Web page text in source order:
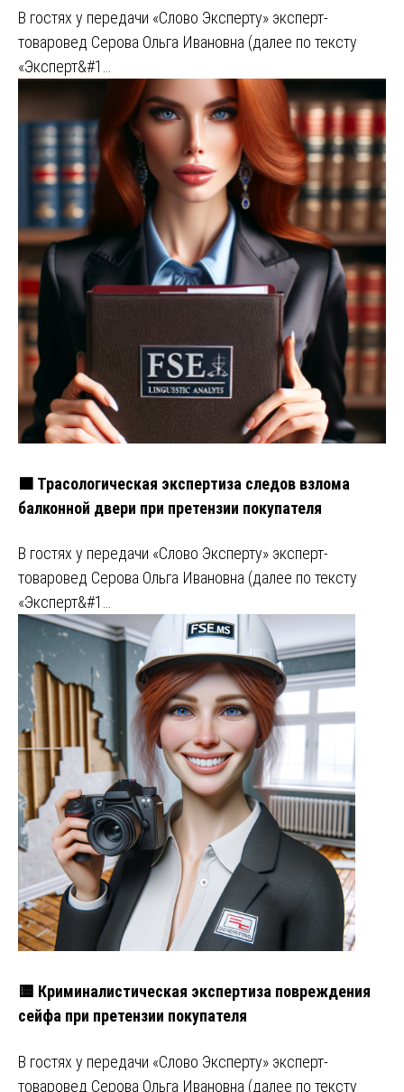
В гостях у передачи «Слово Эксперту» эксперт-
товаровед Серова Ольга Ивановна (далее по тексту
«Эксперт&#1…
🟧 Трасологическая экспертиза следов взлома
балконной двери при претензии покупателя
В гостях у передачи «Слово Эксперту» эксперт-
товаровед Серова Ольга Ивановна (далее по тексту
«Эксперт&#1…
🟨 Криминалистическая экспертиза повреждения
сейфа при претензии покупателя
В гостях у передачи «Слово Эксперту» эксперт-
товаровед Серова Ольга Ивановна (далее по тексту